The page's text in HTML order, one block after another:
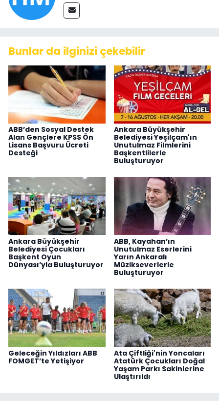
Bunlar da ilginizi çekebilir
ABB’den Sosyal Destek
Alan Gençlere KPSS Ön
Lisans Başvuru Ücreti
Desteği
Ankara Büyükşehir
Belediyesi Yeşilçam'ın
Unutulmaz Filmlerini
Başkentlilerle
Buluşturuyor
Ankara Büyükşehir
Belediyesi Çocukları
Başkent Oyun
Dünyası’yla Buluşturuyor
ABB, Kayahan’ın
Unutulmaz Eserlerini
Yarın Ankaralı
Müzikseverlerle
Buluşturuyor
Geleceğin Yıldızları ABB
FOMGET’te Yetişiyor
Ata Çiftliği'nin Yoncaları
Atatürk Çocukları Doğal
Yaşam Parkı Sakinlerine
Ulaştırıldı